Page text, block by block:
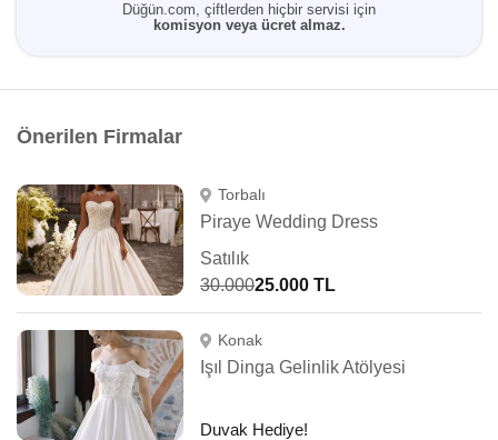
Düğün.com, çiftlerden hiçbir servisi için
komisyon veya ücret almaz.
Önerilen Firmalar
Torbalı
Piraye Wedding Dress
Satılık
30.00025.000 TL
Konak
Işıl Dinga Gelinlik Atölyesi
Duvak Hediye!